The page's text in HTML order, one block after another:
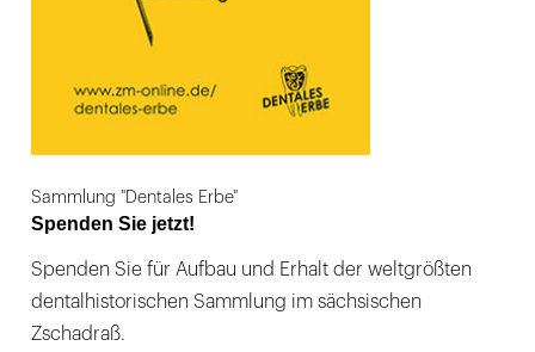
Sammlung "Dentales Erbe"
Spenden Sie jetzt!
Spenden Sie für Aufbau und Erhalt der weltgrößten
dentalhistorischen Sammlung im sächsischen
Zschadraß.